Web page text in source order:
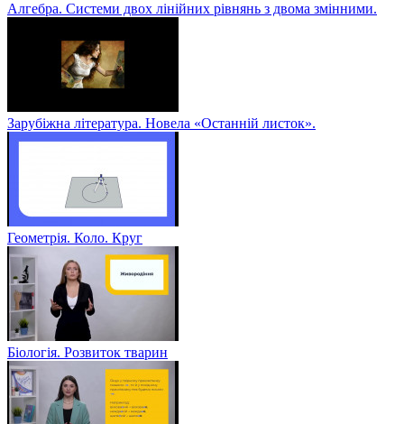
Алгебра. Системи двох лінійних рівнянь з двома змінними.
Зарубіжна література. Новела «Останній листок».
Геометрія. Коло. Круг
Біологія. Розвиток тварин